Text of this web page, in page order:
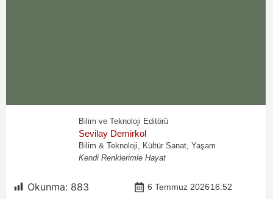
Bilim ve Teknoloji Editörü
Sevilay Demirkol
Bilim & Teknoloji, Kültür Sanat, Yaşam
Kendi Renklerimle Hayat
Okunma: 883 6 Temmuz 202616:52